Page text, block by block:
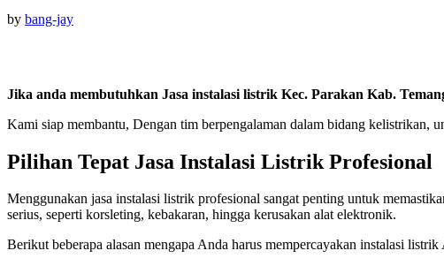
by bang-jayPosted
Jika anda membutuhkan Jasa instalasi listrik Kec. Parakan Kab.
Kami siap membantu, Dengan tim berpengalaman dalam bidang kelistrikan,
Pilihan Tepat Jasa Instalasi Listrik Profesional
Menggunakan jasa instalasi listrik profesional sangat penting untuk
serius, seperti korsleting, kebakaran, hingga kerusakan alat elektronik.
Berikut beberapa alasan mengapa Anda harus mempercayakan instalasi